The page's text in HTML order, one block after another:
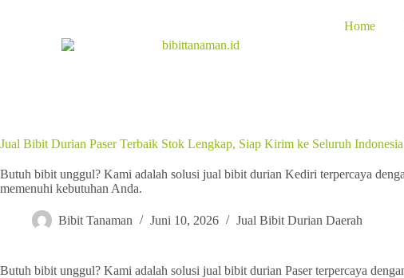
Home
Jual Bibit Durian Paser Terbaik Stok Lengkap, Siap Kirim ke Seluruh
Butuh bibit unggul? Kami adalah solusi jual bibit durian Kediri terpercaya
memenuhi kebutuhan Anda.
Bibit Tanaman Juni 10, 2026 Jual Bibit Durian Daerah
Butuh bibit unggul? Kami adalah solusi jual bibit durian Paser terpercaya